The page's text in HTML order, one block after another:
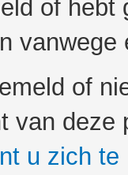
of
of
van
u zich te